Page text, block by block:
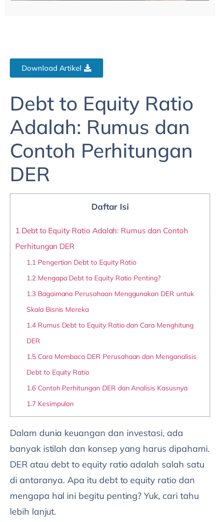
Download Artikel
Debt to Equity Ratio
Adalah: Rumus dan
Contoh Perhitungan
DER
Daftar Isi
1Debt to Equity Ratio Adalah: Rumus dan Contoh
Perhitungan DER
1.1 Pengertian Debt to Equity Ratio
1.2 Mengapa Debt to Equity Ratio Penting?
1.3Bagaimana Perusahaan Menggunakan DER untuk
Skala Bisnis Mereka
1.4Rumus Debt to Equity Ratio dan Cara Menghitung
DER
1.5Cara Membaca DER Perusahaan dan Menganalisis
Debt to Equity Ratio
1.6Contoh Perhitungan DER dan Analisis Kasusnya
1.7Kesimpulan
Dalam dunia keuangan dan investasi, ada
banyak istilah dan konsep yang harus dipahami.
DER atau debt to equity ratio adalah salah satu
di antaranya. Apa itu debt to equity ratio dan
mengapa hal ini begitu penting? Yuk, cari tahu
lebih lanjut.